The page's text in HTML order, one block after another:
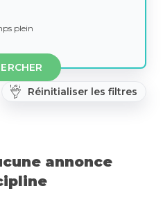
Réinitialiser les filtres
plein
annonce